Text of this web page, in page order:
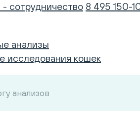
сотрудничество 8 495 150-
анализы
исследования кошек